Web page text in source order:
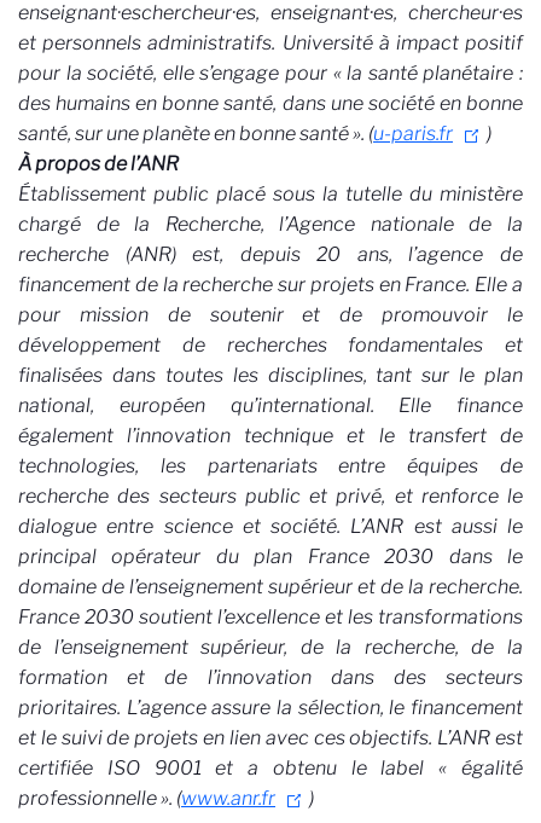
enseignant·eschercheur·es, enseignant·es, chercheur·es
et personnels administratifs. Université à impact positif
pour la société, elle s’engage pour « la santé planétaire :
des humains en bonne santé, dans une société en bonne
santé, sur une planète en bonne santé ». (u-paris.fr
)
À propos de l’ANR
Établissement public placé sous la tutelle du ministère
chargé de la Recherche, l’Agence nationale de la
recherche (ANR) est, depuis 20 ans, l’agence de
financement de la recherche sur projets en France. Elle a
pour mission de soutenir et de promouvoir le
développement de recherches fondamentales et
finalisées dans toutes les disciplines, tant sur le plan
national, européen qu’international. Elle finance
également l’innovation technique et le transfert de
technologies, les partenariats entre équipes de
recherche des secteurs public et privé, et renforce le
dialogue entre science et société. L’ANR est aussi le
principal opérateur du plan France 2030 dans le
domaine de l’enseignement supérieur et de la recherche.
France 2030 soutient l’excellence et les transformations
de l’enseignement supérieur, de la recherche, de la
formation et de l’innovation dans des secteurs
prioritaires. L’agence assure la sélection, le financement
et le suivi de projets en lien avec ces objectifs. L’ANR est
certifiée ISO 9001 et a obtenu le label « égalité
professionnelle ». (www.anr.fr )